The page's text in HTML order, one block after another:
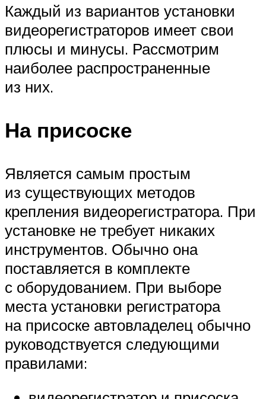
Каждый из вариантов установки
видеорегистраторов имеет свои
плюсы и минусы. Рассмотрим
наиболее распространенные
из них.
На присоске
Является самым простым
из существующих методов
крепления видеорегистратора. При
установке не требует никаких
инструментов. Обычно она
поставляется в комплекте
с оборудованием. При выборе
места установки регистратора
на присоске автовладелец обычно
руководствуется следующими
правилами: